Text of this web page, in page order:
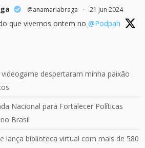
@anamariabraga · 21 jun 2024
que vivemos ontem no @Podpah
site o mais recente REVIEW de
despertaram minha paixão
Nacional para Fortalecer Políticas
Brasil
lança biblioteca virtual com mais de 580